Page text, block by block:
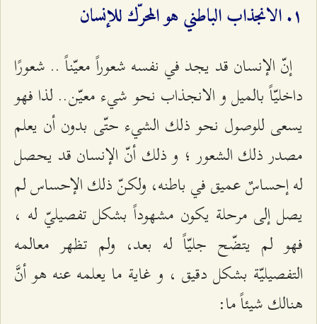
۱. الانجذاب الباطني هو المحرّك للإنسان
إنّ الإنسان قد يجد في نفسه شعوراً معيّناً .. شعورًا
داخليّاً بالميل و الانجذاب نحو شيء معيّن.. لذا فهو
يسعى للوصول نحو ذلك الشيء حتّى بدون أن يعلم
مصدر ذلك الشعور ؛ و ذلك أنّ الإنسان قد يحصل
له إحساسٌ عميق في باطنه، ولكنّ ذلك الإحساس لم
يصل إلى مرحلة يكون مشهوداً بشكل تفصيليّ له ،
فهو لم يتضّح جليّاً له بعد، ولم تظهر معالمه
التفصيليّة بشكل دقيق ، و غاية ما يعلمه عنه هو أنَّ
هنالك شيئاً ما: